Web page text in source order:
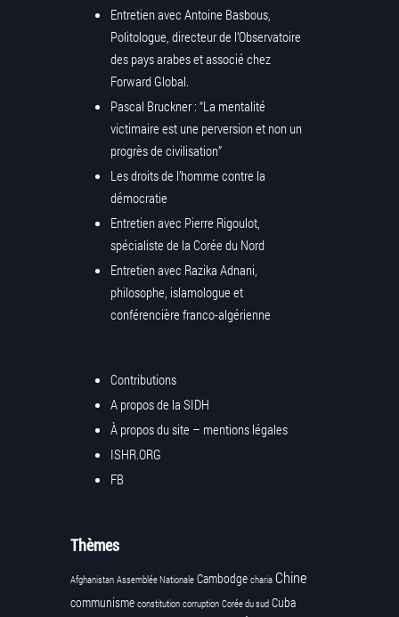
Entretien avec Antoine Basbous,
Politologue, directeur de l’Observatoire
des pays arabes et associé chez
Forward Global.
Pascal Bruckner : “La mentalité
victimaire est une perversion et non un
progrès de civilisation”
Les droits de l’homme contre la
démocratie
Entretien avec Pierre Rigoulot,
spécialiste de la Corée du Nord
Entretien avec Razika Adnani,
philosophe, islamologue et
conférencière franco-algérienne
Contributions
A propos de la SIDH
À propos du site – mentions légales
ISHR.ORG
FB
Thèmes
Afghanistan Assemblée Nationale Cambodge charia Chine
communisme constitution corruption Corée du sud Cuba